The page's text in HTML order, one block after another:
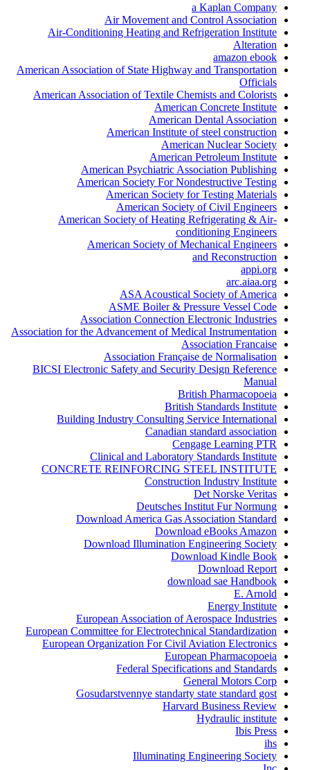
a Kaplan Company
Air Movement and Control Association
Air-Conditioning Heating and Refrigeration Institute
Alteration
amazon ebook
American Association of State Highway and Transportation
Officials
American Association of Textile Chemists and Colorists
American Concrete Institute
American Dental Association
American Institute of steel construction
American Nuclear Society
American Petroleum Institute
American Psychiatric Association Publishing
American Society For Nondestructive Testing
American Society for Testing Materials
American Society of Civil Engineers
American Society of Heating Refrigerating & Air-
conditioning Engineers
American Society of Mechanical Engineers
and Reconstruction
appi.org
arc.aiaa.org
ASA Acoustical Society of America
ASME Boiler & Pressure Vessel Code
Association Connection Electronic Industries
Association for the Advancement of Medical Instrumentation
Association Francaise
Association Française de Normalisation
BICSI Electronic Safety and Security Design Reference
Manual
British Pharmacopoeia
British Standards Institute
Building Industry Consulting Service International
Canadian standard association
Cengage Learning PTR
Clinical and Laboratory Standards Institute
CONCRETE REINFORCING STEEL INSTITUTE
Construction Industry Institute
Det Norske Veritas
Deutsches Institut Fur Normung
Download America Gas Association Standard
Download eBooks Amazon
Download Illumination Engineering Society
Download Kindle Book
Download Report
download sae Handbook
E. Arnold
Energy Institute
European Association of Aerospace Industries
European Committee for Electrotechnical Standardization
European Organization For Civil Aviation Electronics
European Pharmacopoeia
Federal Specifications and Standards
General Motors Corp
Gosudarstvennye standarty state standard gost
Harvard Business Review
Hydraulic institute
Ibis Press
ihs
Illuminating Engineering Society